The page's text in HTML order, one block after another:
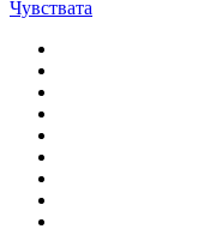
Чувствата